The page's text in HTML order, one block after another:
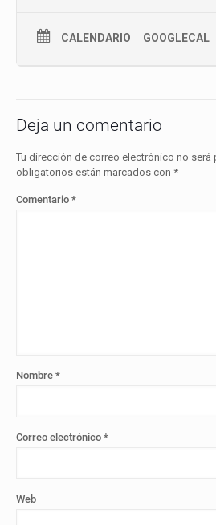
CALENDARIO GOOGLECAL
Deja un comentario
Tu dirección de correo electrónico no será
obligatorios están marcados con *
Comentario *
Nombre *
Correo electrónico *
Web